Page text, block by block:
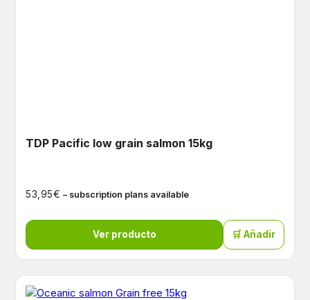
TDP Pacific low grain salmon 15kg
53,95€ – subscription plans available
Ver producto 🛒 Añadir